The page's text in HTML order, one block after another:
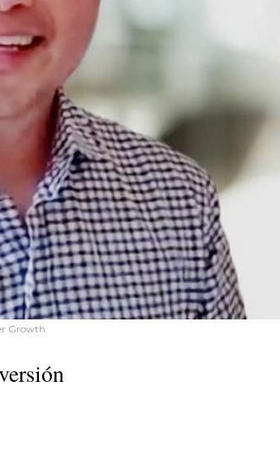
Growth